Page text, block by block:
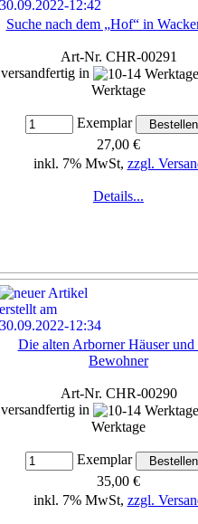
Suche nach dem „Hof“ in
Art-Nr. CHR-00291
versandfertig in
Werktage
Exemplar
27,00 €
inkl. 7% MwSt, zzgl.
Details...
Die alten Arborner Häuser und
Bewohner
Art-Nr. CHR-00290
versandfertig in
Werktage
Exemplar
35,00 €
inkl. 7% MwSt, zzgl.